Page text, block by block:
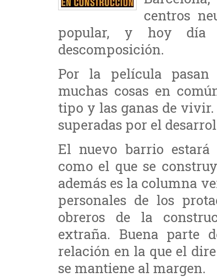
centros
popular, y hoy
descomposición.
Por la película
muchas cosas en
tipo y las ganas de
superadas por el
El nuevo barrio estará
como el que se
además es la columna
personales de los
obreros de la
extraña. Buena parte
relación en la que el
se mantiene al margen.